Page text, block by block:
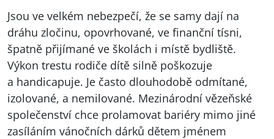
Jsou ve velkém nebezpečí, že se samy dají na
dráhu zločinu, opovrhované, ve finanční tísni,
špatně přijímané ve školách i místě bydliště.
Výkon trestu rodiče dítě silně poškozuje
a handicapuje. Je často dlouhodobě odmítané,
izolované, a nemilované. Mezinárodní vězeňské
společenství chce prolamovat bariéry mimo jiné
zasíláním vánočních dárků dětem jménem